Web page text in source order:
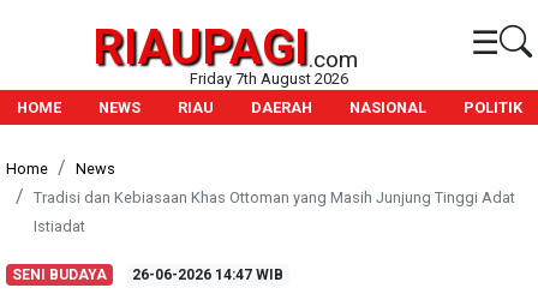
RIAUPAGI.com ☰
Friday 7th August 2026
HOME
NEWS RIAU DAERAH NASIONAL POLITIK
Home
News
Tradisi dan Kebiasaan Khas Ottoman yang Masih Junjung Tinggi Adat
Istiadat
SENI BUDAYA 26-06-2026 14:47 WIB